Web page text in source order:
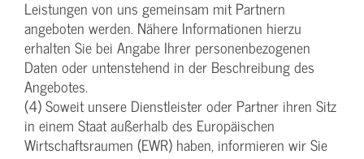
Leistungen von uns gemeinsam mit Partnern
angeboten werden. Nähere Informationen hierzu
erhalten Sie bei Angabe Ihrer personenbezogenen
Daten oder untenstehend in der Beschreibung des
Angebotes.
(4) Soweit unsere Dienstleister oder Partner ihren Sitz
in einem Staat außerhalb des Europäischen
Wirtschaftsraumen (EWR) haben, informieren wir Sie